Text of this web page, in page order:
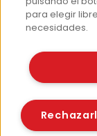
para elegir
necesidades.